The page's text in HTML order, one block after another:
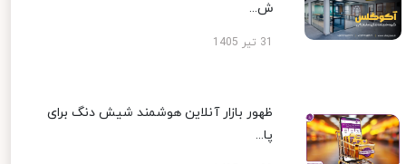
ش...
ظهور بازار آنلاین هوشمند شیش دنگ برای
پا...